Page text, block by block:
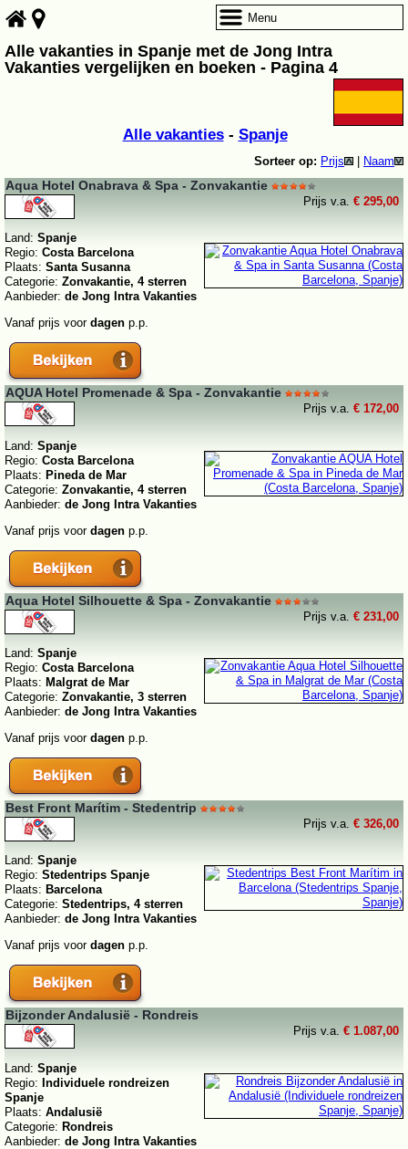
Alle vakanties in Spanje met de Jong Intra
Vakanties vergelijken en boeken - Pagina 4
Alle vakanties- Spanje
Sorteer op: Prijs Naam
Aqua Hotel Onabrava & Spa - Zonvakantie
Prijs v.a. € 295,00
Land: Spanje
Regio: Costa Barcelona
Plaats: Santa Susanna
Categorie: Zonvakantie, 4 sterren
Aanbieder: de Jong Intra Vakanties
Vanaf prijs voor dagen p.p.
AQUA Hotel Promenade & Spa - Zonvakantie
Prijs v.a. € 172,00
Land: Spanje
Regio: Costa Barcelona
Plaats: Pineda de Mar
Categorie: Zonvakantie, 4 sterren
Aanbieder: de Jong Intra Vakanties
Vanaf prijs voor dagen p.p.
Aqua Hotel Silhouette & Spa - Zonvakantie
Prijs v.a. € 231,00
Land: Spanje
Regio: Costa Barcelona
Plaats: Malgrat de Mar
Categorie: Zonvakantie, 3 sterren
Aanbieder: de Jong Intra Vakanties
Vanaf prijs voor dagen p.p.
Best Front Marítim - Stedentrip
Prijs v.a. € 326,00
Land: Spanje
Regio: Stedentrips Spanje
Plaats: Barcelona
Categorie: Stedentrips, 4 sterren
Aanbieder: de Jong Intra Vakanties
Vanaf prijs voor dagen p.p.
Bijzonder Andalusië - Rondreis
Prijs v.a. € 1.087,00
Land: Spanje
Regio: Individuele rondreizen
Spanje
Plaats: Andalusië
Categorie: Rondreis
Aanbieder: de Jong Intra Vakanties
Menu